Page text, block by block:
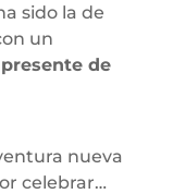
sido la de
un
de
nueva
celebrar…